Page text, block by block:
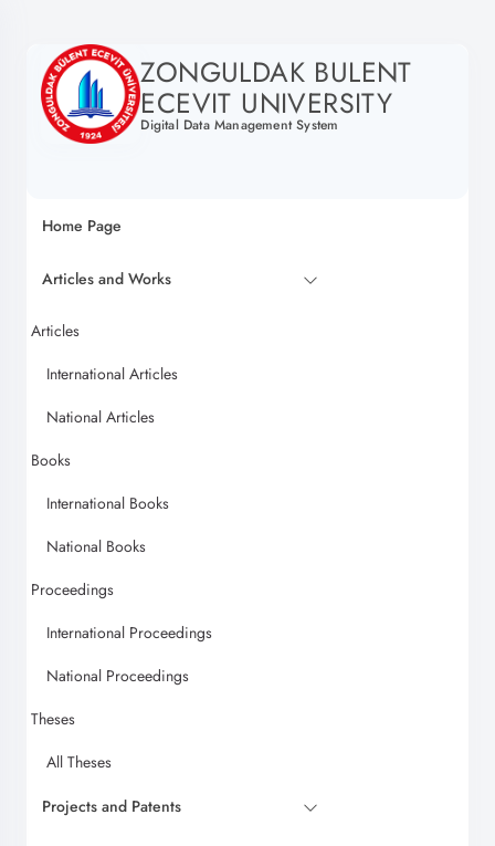
ZONGULDAK BULENT
ECEVIT UNIVERSITY
Digital Data Management System
Home Page
Articles and Works
Articles
International Articles
National Articles
Books
International Books
National Books
Proceedings
International Proceedings
National Proceedings
Theses
All Theses
Projects and Patents